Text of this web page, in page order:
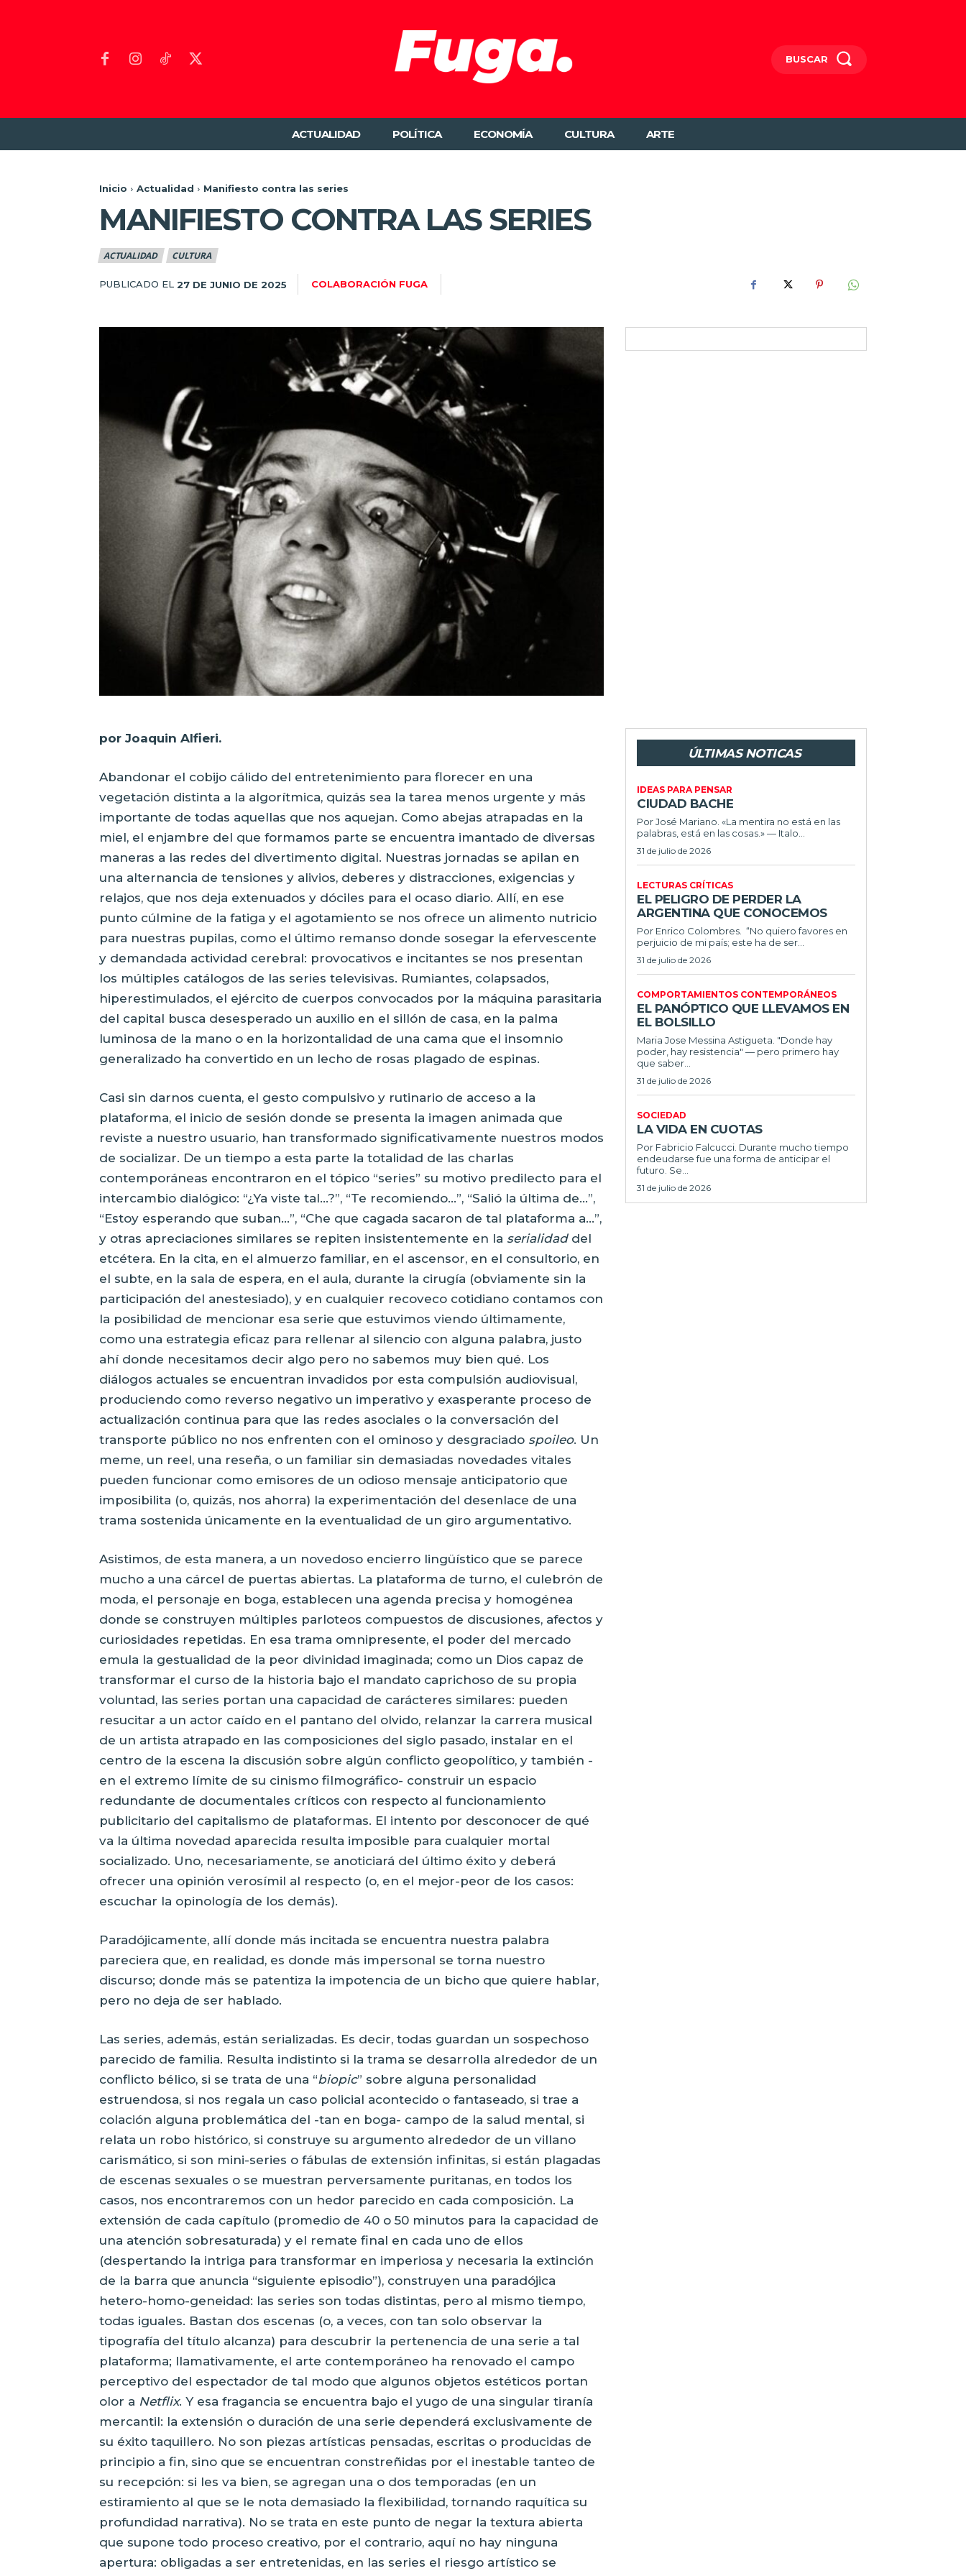
BUSCAR
ACTUALIDAD POLÍTICA ECONOMÍA CULTURA ARTE
Inicio Actualidad Manifiesto contra las series
MANIFIESTO CONTRA LAS SERIES
ACTUALIDAD CULTURA
PUBLICADO EL 27 DE JUNIO DE 2025 COLABORACIÓN FUGA
por Joaquin Alfieri.
Abandonar el cobijo cálido del entretenimiento para florecer en una
vegetación distinta a la algorítmica, quizás sea la tarea menos urgente y más
importante de todas aquellas que nos aquejan. Como abejas atrapadas en la
miel, el enjambre del que formamos parte se encuentra imantado de diversas
maneras a las redes del divertimento digital. Nuestras jornadas se apilan en
una alternancia de tensiones y alivios, deberes y distracciones, exigencias y
relajos, que nos deja extenuados y dóciles para el ocaso diario. Allí, en ese
punto cúlmine de la fatiga y el agotamiento se nos ofrece un alimento nutricio
para nuestras pupilas, como el último remanso donde sosegar la efervescente
y demandada actividad cerebral: provocativos e incitantes se nos presentan
los múltiples catálogos de las series televisivas. Rumiantes, colapsados,
hiperestimulados, el ejército de cuerpos convocados por la máquina parasitaria
del capital busca desesperado un auxilio en el sillón de casa, en la palma
luminosa de la mano o en la horizontalidad de una cama que el insomnio
generalizado ha convertido en un lecho de rosas plagado de espinas.
Casi sin darnos cuenta, el gesto compulsivo y rutinario de acceso a la
plataforma, el inicio de sesión donde se presenta la imagen animada que
reviste a nuestro usuario, han transformado significativamente nuestros modos
de socializar. De un tiempo a esta parte la totalidad de las charlas
contemporáneas encontraron en el tópico “series” su motivo predilecto para el
intercambio dialógico: “¿Ya viste tal…?”, “Te recomiendo…”, “Salió la última de…”,
“Estoy esperando que suban…”, “Che que cagada sacaron de tal plataforma a…”,
y otras apreciaciones similares se repiten insistentemente en la serialidad del
etcétera. En la cita, en el almuerzo familiar, en el ascensor, en el consultorio, en
el subte, en la sala de espera, en el aula, durante la cirugía (obviamente sin la
participación del anestesiado), y en cualquier recoveco cotidiano contamos con
la posibilidad de mencionar esa serie que estuvimos viendo últimamente,
como una estrategia eficaz para rellenar al silencio con alguna palabra, justo
ahí donde necesitamos decir algo pero no sabemos muy bien qué. Los
diálogos actuales se encuentran invadidos por esta compulsión audiovisual,
produciendo como reverso negativo un imperativo y exasperante proceso de
actualización continua para que las redes asociales o la conversación del
transporte público no nos enfrenten con el ominoso y desgraciado spoileo. Un
meme, un reel, una reseña, o un familiar sin demasiadas novedades vitales
pueden funcionar como emisores de un odioso mensaje anticipatorio que
imposibilita (o, quizás, nos ahorra) la experimentación del desenlace de una
trama sostenida únicamente en la eventualidad de un giro argumentativo.
Asistimos, de esta manera, a un novedoso encierro lingüístico que se parece
mucho a una cárcel de puertas abiertas. La plataforma de turno, el culebrón de
moda, el personaje en boga, establecen una agenda precisa y homogénea
donde se construyen múltiples parloteos compuestos de discusiones, afectos y
curiosidades repetidas. En esa trama omnipresente, el poder del mercado
emula la gestualidad de la peor divinidad imaginada; como un Dios capaz de
transformar el curso de la historia bajo el mandato caprichoso de su propia
voluntad, las series portan una capacidad de carácteres similares: pueden
resucitar a un actor caído en el pantano del olvido, relanzar la carrera musical
de un artista atrapado en las composiciones del siglo pasado, instalar en el
centro de la escena la discusión sobre algún conflicto geopolítico, y también -
en el extremo límite de su cinismo filmográfico- construir un espacio
redundante de documentales críticos con respecto al funcionamiento
publicitario del capitalismo de plataformas. El intento por desconocer de qué
va la última novedad aparecida resulta imposible para cualquier mortal
socializado. Uno, necesariamente, se anoticiará del último éxito y deberá
ofrecer una opinión verosímil al respecto (o, en el mejor-peor de los casos:
escuchar la opinología de los demás).
Paradójicamente, allí donde más incitada se encuentra nuestra palabra
pareciera que, en realidad, es donde más impersonal se torna nuestro
discurso; donde más se patentiza la impotencia de un bicho que quiere hablar,
pero no deja de ser hablado.
Las series, además, están serializadas. Es decir, todas guardan un sospechoso
parecido de familia. Resulta indistinto si la trama se desarrolla alrededor de un
conflicto bélico, si se trata de una “biopic” sobre alguna personalidad
estruendosa, si nos regala un caso policial acontecido o fantaseado, si trae a
colación alguna problemática del -tan en boga- campo de la salud mental, si
relata un robo histórico, si construye su argumento alrededor de un villano
carismático, si son mini-series o fábulas de extensión infinitas, si están plagadas
de escenas sexuales o se muestran perversamente puritanas, en todos los
casos, nos encontraremos con un hedor parecido en cada composición. La
extensión de cada capítulo (promedio de 40 o 50 minutos para la capacidad de
una atención sobresaturada) y el remate final en cada uno de ellos
(despertando la intriga para transformar en imperiosa y necesaria la extinción
de la barra que anuncia “siguiente episodio”), construyen una paradójica
hetero-homo-geneidad: las series son todas distintas, pero al mismo tiempo,
todas iguales. Bastan dos escenas (o, a veces, con tan solo observar la
tipografía del título alcanza) para descubrir la pertenencia de una serie a tal
plataforma; llamativamente, el arte contemporáneo ha renovado el campo
perceptivo del espectador de tal modo que algunos objetos estéticos portan
olor a Netflix. Y esa fragancia se encuentra bajo el yugo de una singular tiranía
mercantil: la extensión o duración de una serie dependerá exclusivamente de
su éxito taquillero. No son piezas artísticas pensadas, escritas o producidas de
principio a fin, sino que se encuentran constreñidas por el inestable tanteo de
su recepción: si les va bien, se agregan una o dos temporadas (en un
estiramiento al que se le nota demasiado la flexibilidad, tornando raquítica su
profundidad narrativa). No se trata en este punto de negar la textura abierta
que supone todo proceso creativo, por el contrario, aquí no hay ninguna
apertura: obligadas a ser entretenidas, en las series el riesgo artístico se
ÚLTIMAS NOTICAS
IDEAS PARA PENSAR
CIUDAD BACHE
Por José Mariano. «La mentira no está en las
palabras, está en las cosas.» — Italo...
31 de julio de 2026
LECTURAS CRÍTICAS
EL PELIGRO DE PERDER LA
ARGENTINA QUE CONOCEMOS
Por Enrico Colombres. “No quiero favores en
perjuicio de mi país; este ha de ser...
31 de julio de 2026
COMPORTAMIENTOS CONTEMPORÁNEOS
EL PANÓPTICO QUE LLEVAMOS EN
EL BOLSILLO
Maria Jose Messina Astigueta. "Donde hay
poder, hay resistencia" — pero primero hay
que saber...
31 de julio de 2026
SOCIEDAD
LA VIDA EN CUOTAS
Por Fabricio Falcucci. Durante mucho tiempo
endeudarse fue una forma de anticipar el
futuro. Se...
31 de julio de 2026